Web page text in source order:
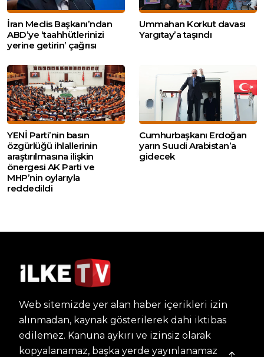
İran Meclis Başkanı’ndan
ABD’ye ‘taahhütlerinizi
yerine getirin’ çağrısı
Ummahan Korkut davası
Yargıtay’a taşındı
YENİ Parti’nin basın
özgürlüğü ihlallerinin
araştırılmasına ilişkin
önergesi AK Parti ve
MHP’nin oylarıyla
reddedildi
Cumhurbaşkanı Erdoğan
yarın Suudi Arabistan’a
gidecek
Web sitemizde yer alan haber içerikleri izin
alınmadan, kaynak gösterilerek dahi iktibas
edilemez. Kanuna aykırı ve izinsiz olarak
kopyalanamaz, başka yerde yayınlanamaz.